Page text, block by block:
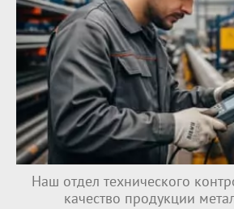
Наш отдел технического
качество продукции